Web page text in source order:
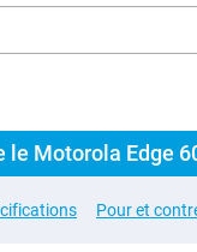
le Motorola Edge
Pour et